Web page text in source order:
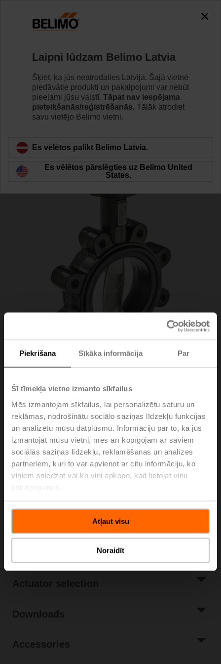
Piekrišana Sīkāka informācija Par
Šī tīmekļa vietne izmanto sīkfailus
Mēs izmantojam sīkfailus, lai personalizētu saturu un
reklāmas, nodrošinātu sociālo saziņas līdzekļu funkcijas
un analizētu mūsu datplūsmu. Informāciju par to, kā jūs
izmantojat mūsu vietni, mēs arī kopīgojam ar saviem
sociālās saziņas līdzekļu, reklamēšanas un analīzes
partneriem, kuri to var apvienot ar citu informāciju, ko
viņiem sniedzat vai ko viņi apkopo, kad lietojat viņu
Atļaut visu
Noraidīt
D6125WL
Learn more
Back to product category
D6125WL
Butterfly valve, 2-way, DN 125, Lug types PN 16, ps
1600 kPa, Kvs 310 m³/h, Kvmax 990 m³/h, Fluid
temperature -20...120°C [-4...248°F]
Please contact your local Sales Representative for
ordering.
Add to Project
Share
Downloads
Accessories
Laipni lūdzam Belimo Latvia
Šķiet, ka jūs neatrodaties Latvijā. Šajā vietnē
piedāvātie produkti un pakalpojumi var nebūt
pieejami jūsu valstī. Tāpat nav iespējama
pieteikšanās/reģistrēšanās. Tālāk atrodiet
savu vietējo Belimo vietni.
Es vēlētos palikt Belimo Latvia.
Es vēlētos pārslēgties uz Belimo United
States.